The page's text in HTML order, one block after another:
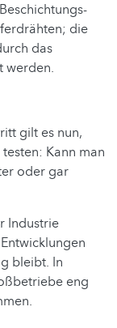
die
das
werden.
gilt es nun,
Kann man
oder gar
Industrie
bleibt. In
eng